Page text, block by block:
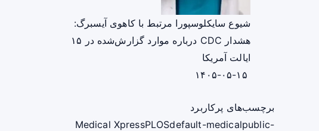
شیوع سایکلوسپورا مرتبط با کاهوی آیسبرگ:
هشدار CDC درباره موارد گزارش‌شده در ۱۵
ایالت آمریکا
برچسب‌های پرکاربرد
Medical XpressPLOSdefault-medicalpublic-